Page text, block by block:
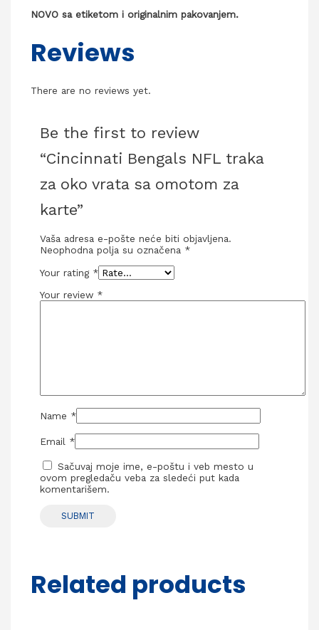
NOVO sa etiketom i originalnim pakovanjem.
Reviews
There are no reviews yet.
Be the first to review
“Cincinnati Bengals NFL traka
za oko vrata sa omotom za
karte”
Vaša adresa e-pošte neće biti objavljena.
Neophodna polja su označena *
Your rating *
Your review *
Name *
Email *
Sačuvaj moje ime, e-poštu i veb mesto u
ovom pregledaču veba za sledeći put kada
komentarišem.
Related products